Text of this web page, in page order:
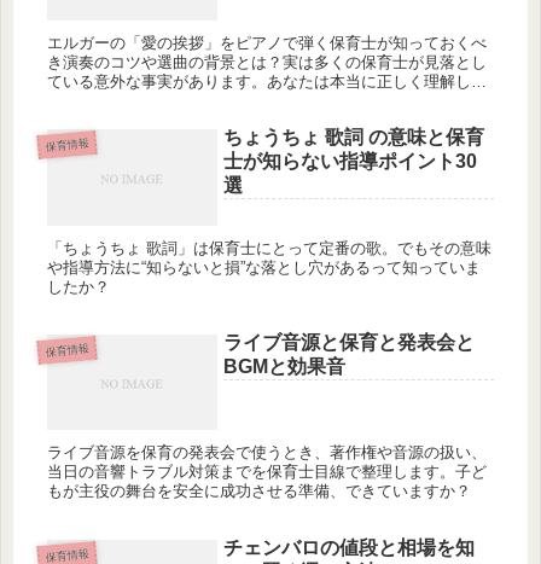
エルガーの「愛の挨拶」をピアノで弾く保育士が知っておくべ
き演奏のコツや選曲の背景とは？実は多くの保育士が見落とし
ている意外な事実があります。あなたは本当に正しく理解して
保育情報
ちょうちょ 歌詞 の意味と保育
士が知らない指導ポイント30
選
「ちょうちょ 歌詞」は保育士にとって定番の歌。でもその意味
や指導方法に“知らないと損”な落とし穴があるって知っていま
したか？
保育情報
ライブ音源と保育と発表会と
BGMと効果音
ライブ音源を保育の発表会で使うとき、著作権や音源の扱い、
当日の音響トラブル対策までを保育士目線で整理します。子ど
もが主役の舞台を安全に成功させる準備、できていますか？
保育情報
チェンバロの値段と相場を知